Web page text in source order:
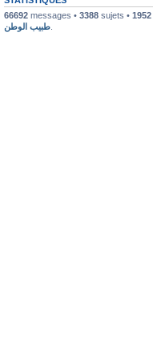
66692 messages • 3388 sujets • 1952
طبيب الوطن